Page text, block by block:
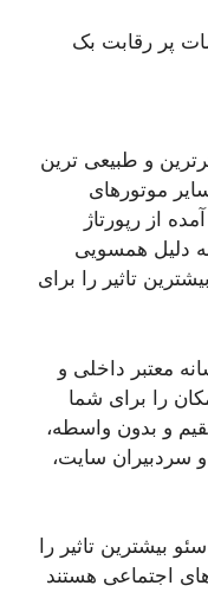
پر رقابت بک
و طبیعی ترین
موتورهای
از رپورتاژ
دلیل همسویی
تاثیر را برای
با همکاری بیش از 1000 رسانه معتبر داخلی و
امکان را برای شما
و بدون واسطه،
سردبیران سایت،
بیشترین تاثیر را
اجتماعی هستند